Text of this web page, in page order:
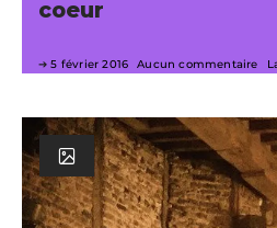
coeur
5 février 2016 Aucun commentaire